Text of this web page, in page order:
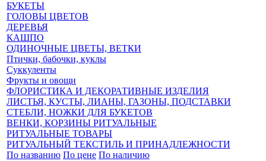
БУКЕТЫ
ГОЛОВЫ ЦВЕТОВ
ДЕРЕВЬЯ
КАШПО
ОДИНОЧНЫЕ ЦВЕТЫ, ВЕТКИ
Птички, бабочки, куклы
Суккуленты
Фрукты и овощи
ФЛОРИСТИКА И ДЕКОРАТИВНЫЕ ИЗДЕЛИЯ
ЛИСТЬЯ, КУСТЫ, ЛИАНЫ, ГАЗОНЫ, ПОДСТАВКИ
СТЕБЛИ, НОЖКИ ДЛЯ БУКЕТОВ
ВЕНКИ, КОРЗИНЫ РИТУАЛЬНЫЕ
РИТУАЛЬНЫЕ ТОВАРЫ
РИТУАЛЬНЫЙ ТЕКСТИЛЬ И ПРИНАДЛЕЖНОСТИ
По названию По цене По наличию